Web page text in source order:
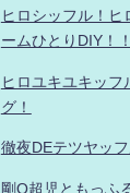
ヒロシッフル！ヒ
ームひとりDIY！！
ヒロユキユキッフ
グ！
徹夜DEテツヤッ
剛Q超児ともっふ